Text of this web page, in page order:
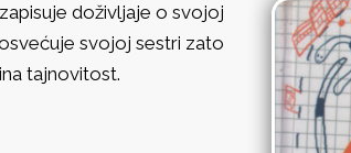
doživljaje o svojoj
svojoj sestri zato
tajnovitost.